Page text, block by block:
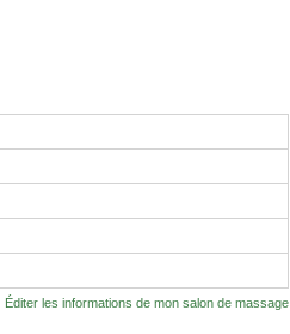
Éditer les informations de mon salon de massage